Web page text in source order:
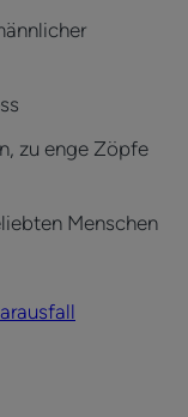
zu enge Zöpfe
Menschen